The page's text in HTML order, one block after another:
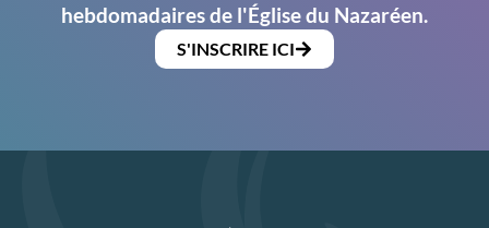
hebdomadaires de l'Église du Nazaréen.
S'INSCRIRE ICI